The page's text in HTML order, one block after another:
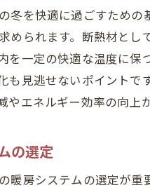
対策が施された最新技術
性を考慮したキッチン設
り設備の性能を最大限に
市での暮らしを快適にす
フォームで札幌市の住ま
市特有の寒さに対応した
費削減を実現する水廻り
冬を快適に過ごすため
められます。断熱材と
を一定の快適な温度に
も見逃せないポイント
エネルギー効率の向上
の選定
暖房システムの選定が